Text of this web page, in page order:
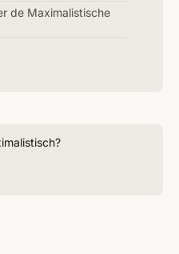
de Maximalistische